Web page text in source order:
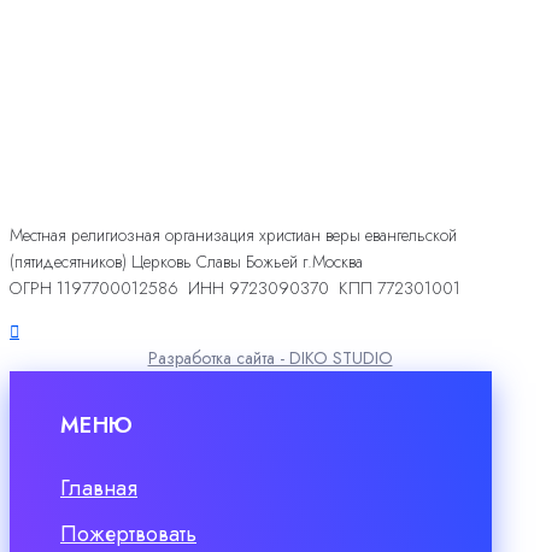
Местная религиозная организация христиан веры евангельской
(пятидесятников) Церковь Славы Божьей г.Москва
ОГРН 1197700012586 ИНН 9723090370 КПП 772301001
Разработка сайта - DIKO STUDIO
МЕНЮ
Главная
Пожертвовать